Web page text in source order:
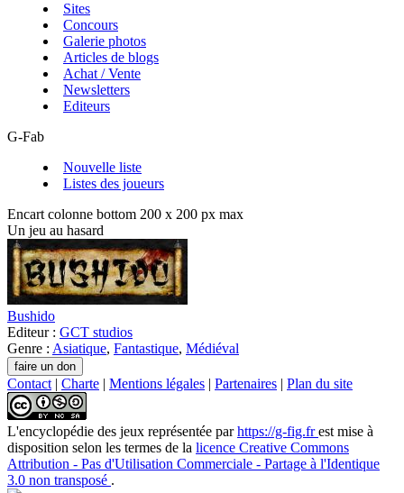
Sites
Concours
Galerie photos
Articles de blogs
Achat / Vente
Newsletters
Editeurs
G-Fab
Nouvelle liste
Listes des joueurs
Encart colonne bottom 200 x 200 px max
Un jeu au hasard
Bushido
Editeur : GCT studios
Genre : Asiatique, Fantastique, Médiéval
Contact | Charte | Mentions légales | Partenaires | Plan du site
L'encyclopédie des jeux représentée parhttps://g-fig.frest mise à
disposition selon les termes de la licence Creative Commons
Attribution - Pas d'Utilisation Commerciale - Partage à l'Identique
3.0 non transposé .